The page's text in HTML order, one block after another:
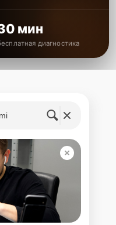
мин
диагностика